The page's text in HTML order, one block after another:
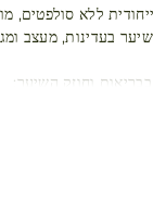
ללא סולפטים,
בעדינות, מעצב
וחוזק השיער:
מראה טבעי,